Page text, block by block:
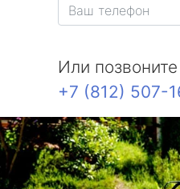
Или
+7 (812) 507-